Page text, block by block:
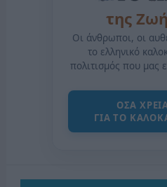
της
Οι άνθρωποι, οι
το ελληνικό
πολιτισμός που μας
ΟΣΑ
ΓΙΑ ΤΟ